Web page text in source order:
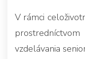
V rámci
vzdelávania